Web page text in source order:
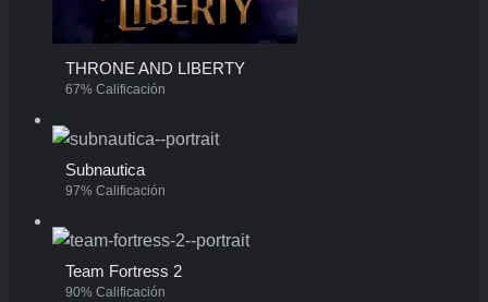
THRONE AND LIBERTY
67% Calificación
Subnautica
97% Calificación
Team Fortress 2
90% Calificación